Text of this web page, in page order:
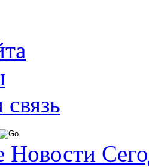
Новости